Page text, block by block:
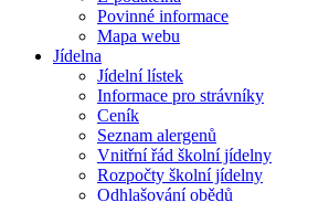
Povinné informace
Mapa webu
Jídelna
Jídelní lístek
Informace pro strávníky
Ceník
Seznam alergenů
Vnitřní řád školní jídelny
Rozpočty školní jídelny
Odhlašování obědů